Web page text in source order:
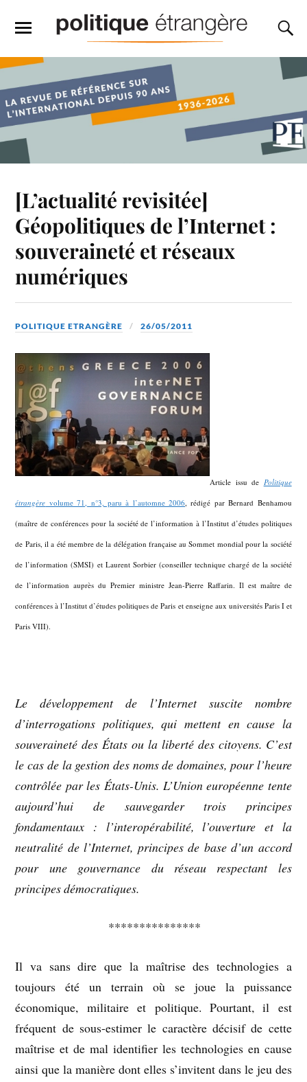
[L’actualité revisitée]
Géopolitiques de l’Internet :
souveraineté et réseaux
numériques
POLITIQUE ETRANGÈRE 26/05/2011
Article issu de Politique
étrangère volume 71, n°3, paru à l’automne 2006, rédigé par Bernard Benhamou
(maître de conférences pour la société de l’information à l’Institut d’études politiques
de Paris, il a été membre de la délégation française au Sommet mondial pour la société
de l’information (SMSI) et Laurent Sorbier (conseiller technique chargé de la société
de l’information auprès du Premier ministre Jean-Pierre Raffarin. Il est maître de
conférences à l’Institut d’études politiques de Paris et enseigne aux universités Paris I et
Paris VIII).
Le développement de l’Internet suscite nombre
d’interrogations politiques, qui mettent en cause la
souveraineté des États ou la liberté des citoyens. C’est
le cas de la gestion des noms de domaines, pour l’heure
contrôlée par les États-Unis. L’Union européenne tente
aujourd’hui de sauvegarder trois principes
fondamentaux : l’interopérabilité, l’ouverture et la
neutralité de l’Internet, principes de base d’un accord
pour une gouvernance du réseau respectant les
principes démocratiques.
***************
Il va sans dire que la maîtrise des technologies a
toujours été un terrain où se joue la puissance
économique, militaire et politique. Pourtant, il est
fréquent de sous-estimer le caractère décisif de cette
maîtrise et de mal identifier les technologies en cause
ainsi que la manière dont elles s’invitent dans le jeu des